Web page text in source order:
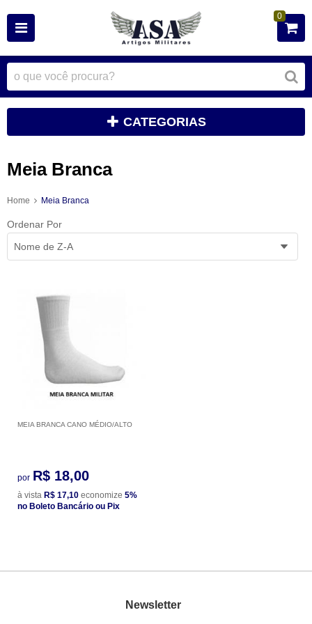
0
CATEGORIAS
Meia Branca
Home Meia Branca
Ordenar Por
Nome de Z-A
MEIA BRANCA CANO MÉDIO/ALTO
por R$ 18,00
à vista R$ 17,10 economize 5%
no Boleto Bancário ou Pix
Newsletter